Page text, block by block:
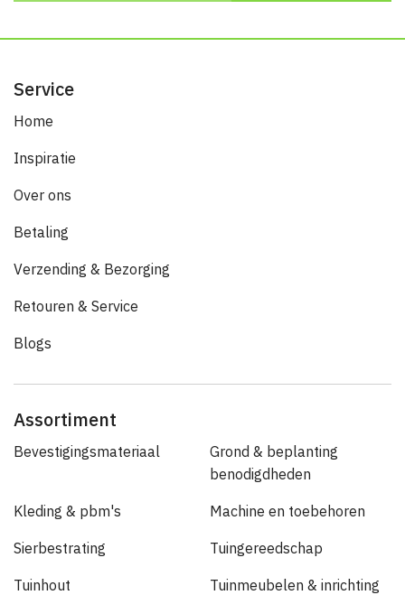
Service
Home
Inspiratie
Over ons
Betaling
Verzending & Bezorging
Retouren & Service
Blogs
Assortiment
Bevestigingsmateriaal
Grond & beplanting
benodigdheden
Kleding & pbm's Machine en toebehoren
Sierbestrating Tuingereedschap
Tuinhout Tuinmeubelen & inrichting